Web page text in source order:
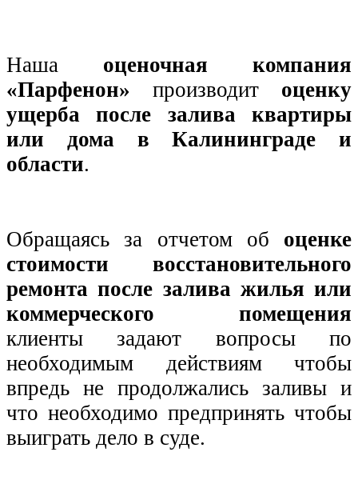
Наша оценочная компания
«Парфенон» производит оценку
ущерба после залива квартиры
или дома в Калининграде и
области.
Обращаясь за отчетом об оценке
стоимости восстановительного
ремонта после залива жилья или
коммерческого помещения
клиенты задают вопросы по
необходимым действиям чтобы
впредь не продолжались заливы и
что необходимо предпринять чтобы
выиграть дело в суде.